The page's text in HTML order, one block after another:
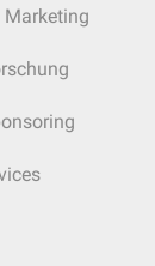
Marketing